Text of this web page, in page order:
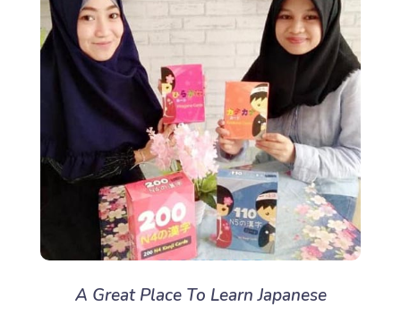
A Great Place To Learn Japanese